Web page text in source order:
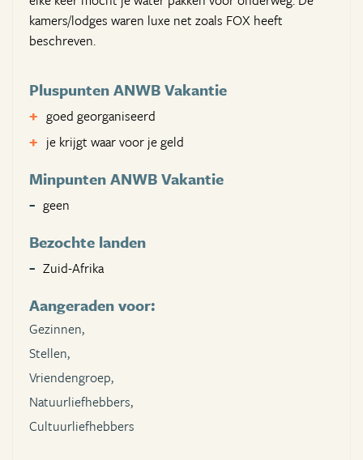
kamers/lodges waren luxe net zoals FOX heeft
beschreven.
Pluspunten ANWB Vakantie
goed georganiseerd
je krijgt waar voor je geld
Minpunten ANWB Vakantie
geen
Bezochte landen
Zuid-Afrika
Aangeraden voor:
Gezinnen,
Stellen,
Vriendengroep,
Natuurliefhebbers,
Cultuurliefhebbers